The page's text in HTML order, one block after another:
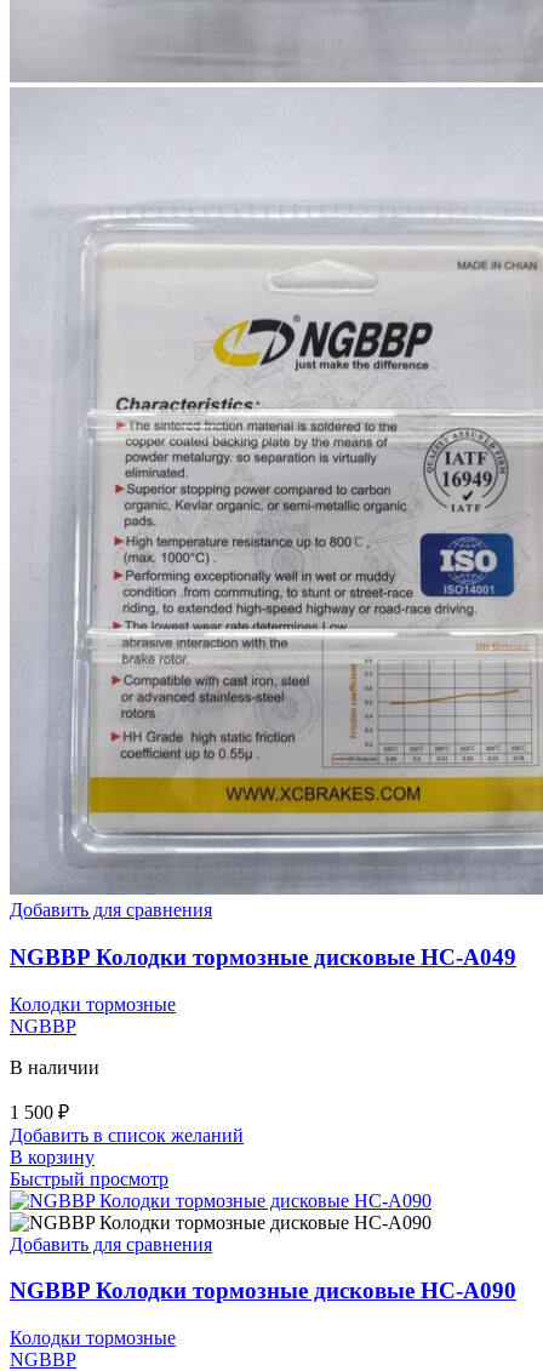
Добавить для сравнения
NGBBP Колодки тормозные дисковые HC-A049
Колодки тормозные
NGBBP
В наличии
1 500 ₽
Добавить в список желаний
В корзину
Быстрый просмотр
Добавить для сравнения
NGBBP Колодки тормозные дисковые HC-A090
Колодки тормозные
NGBBP